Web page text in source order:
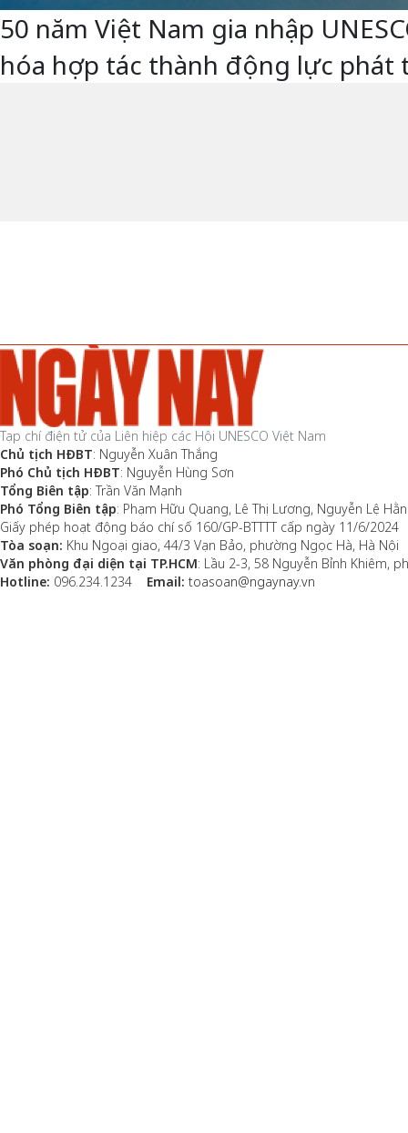
50 năm Việt Nam gia nhập
hóa hợp tác thành động lực
Tạp chí điện tử của Liên hiệp các Hội UNESCO Việt Nam
Chủ tịch HĐBT: Nguyễn Xuân Thắng
Phó Chủ tịch HĐBT: Nguyễn Hùng Sơn
Tổng Biên tập: Trần Văn Mạnh
Phó Tổng Biên tập: Phạm Hữu Quang, Lê Thị Lương, Nguyễn Lệ
Giấy phép hoạt động báo chí số 160/GP-BTTTT cấp ngày 11/6/2024
Tòa soạn: Khu Ngoại giao, 44/3 Vạn Bảo, phường Ngọc Hà, Hà Nội
Văn phòng đại diện tại TP.HCM: Lầu 2-3, 58 Nguyễn Bỉnh Khiêm,
Hotline: 096.234.1234 Email: toasoan@ngaynay.vn